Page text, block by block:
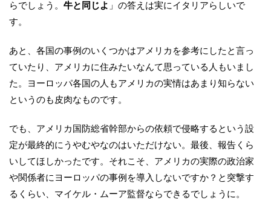
らでしょう。 牛と同じよ 」の答えは実にイタリアらしいで
す。
あと、各国の事例のいくつかはアメリカを参考にしたと言っ
ていたり、アメリカに住みたいなんて思っている人もいまし
た。ヨーロッパ各国の人もアメリカの実情はあまり知らない
というのも皮肉なものです。
でも、アメリカ国防総省幹部からの依頼で侵略するという設
定が最終的にうやむやなのはいただけない。最後、報告くら
いしてほしかったです。それこそ、アメリカの実際の政治家
や関係者にヨーロッパの事例を導入しないですか？と突撃す
るくらい、マイケル・ムーア監督ならできるでしょうに。